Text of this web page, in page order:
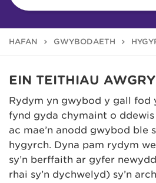
HAFAN GWYBODAETH
EIN TEITHIAU
Rydym yn gwybod y gall fod
fynd gyda chymaint o
ac mae’n anodd gwybod ble
hygyrch. Dyna pam rydym
sy’n berffaith ar gyfer
rhai sy’n dychwelyd) sy’n